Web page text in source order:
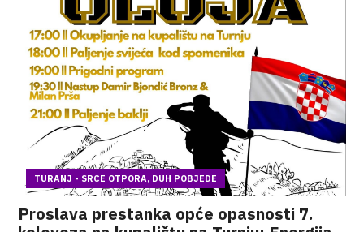
TURANJ - SRCE OTPORA, DUH POBJEDE
Proslava prestanka opće opasnosti 7.